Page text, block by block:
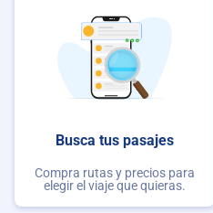
Busca tus pasajes
Compra rutas y precios para
elegir el viaje que quieras.